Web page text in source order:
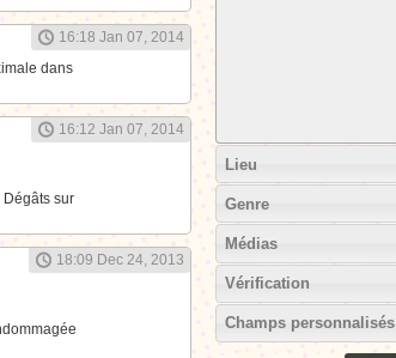
16:18 Jan 07, 2014
dans
16:12 Jan 07, 2014
sur
18:09 Dec 24, 2013
Lieu
Genre
Médias
Vérification
Champs personnalisés